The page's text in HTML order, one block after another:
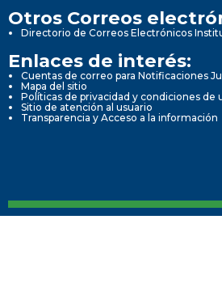
Otros Correos
Directorio de Correos Electrónicos
Enlaces de interés:
Cuentas de correo para Notificaciones
Mapa del sitio
Políticas de privacidad y condiciones de
Sitio de atención al usuario
Transparencia y Acceso a la información